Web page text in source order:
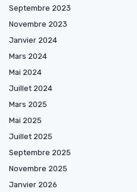
Septembre 2023
Novembre 2023
Janvier 2024
Mars 2024
Mai 2024
Juillet 2024
Mars 2025
Mai 2025
Juillet 2025
Septembre 2025
Novembre 2025
Janvier 2026